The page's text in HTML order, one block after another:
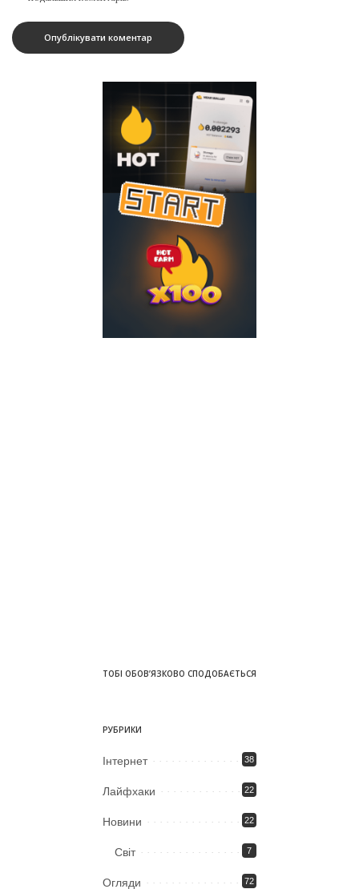
ТОБІ ОБОВ’ЯЗКОВО СПОДОБАЄТЬСЯ
РУБРИКИ
Iнтернет 38
Лайфхаки 22
Новини 22
Світ 7
Огляди 72